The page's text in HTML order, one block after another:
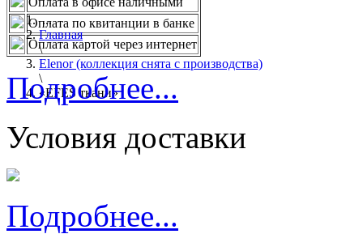
...
Главная
\
Elenor (коллекция снята с производства)
\
«EFES ткани»
Оплата по квитанции в банке
Оплата картой через интернет
Подробнее...
Условия доставки
Подробнее...